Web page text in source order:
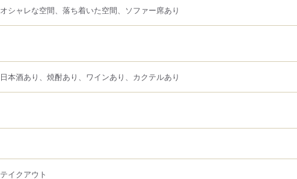
オシャレな空間、落ち着いた空間、ソファー席あり
日本酒あり、焼酎あり、ワインあり、カクテルあり
テイクアウト